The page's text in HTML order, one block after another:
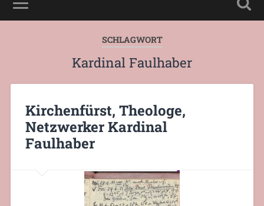
SCHLAGWORT
Kardinal Faulhaber
Kirchenfürst, Theologe,
Netzwerker Kardinal
Faulhaber